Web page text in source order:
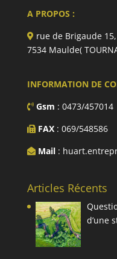
A PROPOS :
rue de Brigaude 15,
7534 Maulde(
INFORMATION DE
Gsm : 0473/457014
FAX: 069/548586
Mail:
Articles Récents
d’une